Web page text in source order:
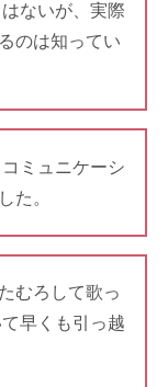
ないが、実際
のは知ってい
ミュニケーシ
た。
むろして歌っ
早くも引っ越